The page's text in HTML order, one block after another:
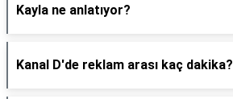
Kayla ne anlatıyor?
Kanal D'de reklam arası kaç dakika?